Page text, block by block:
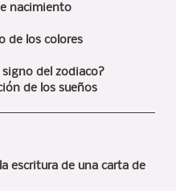
nacimiento
de los colores
del zodiaco?
de los sueños
escritura de una carta de